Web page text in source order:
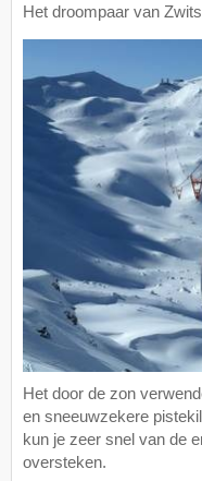
Het droompaar van
Het door de zon
en sneeuwzekere
kun je zeer snel van de
oversteken.